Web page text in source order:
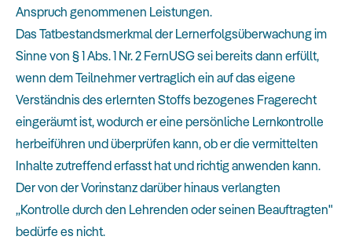
Anspruch genommenen Leistungen.
Das Tatbestandsmerkmal der Lernerfolgsüberwachung im
Sinne von § 1 Abs. 1 Nr. 2 FernUSG sei bereits dann erfüllt,
wenn dem Teilnehmer vertraglich ein auf das eigene
Verständnis des erlernten Stoffs bezogenes Fragerecht
eingeräumt ist, wodurch er eine persönliche Lernkontrolle
herbeiführen und überprüfen kann, ob er die vermittelten
Inhalte zutreffend erfasst hat und richtig anwenden kann.
Der von der Vorinstanz darüber hinaus verlangten
„Kontrolle durch den Lehrenden oder seinen Beauftragten"
bedürfe es nicht.